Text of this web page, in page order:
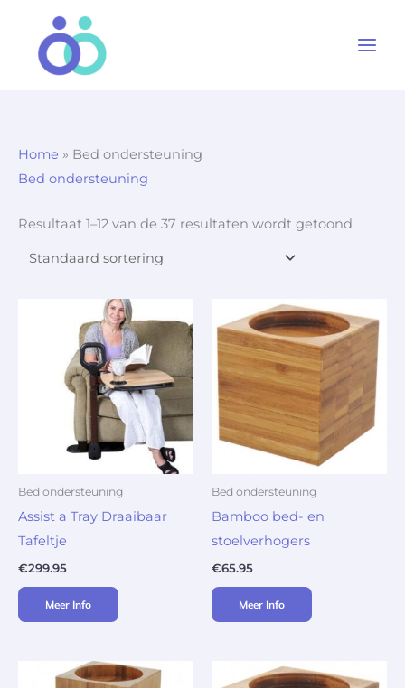
Home » Bed ondersteuning
Bed ondersteuning
Resultaat 1–12 van de 37 resultaten wordt getoond
Bed ondersteuning
Assist a Tray Draaibaar
Tafeltje
€299.95
Meer Info
Bed ondersteuning
Bamboo bed- en
stoelverhogers
€65.95
Meer Info